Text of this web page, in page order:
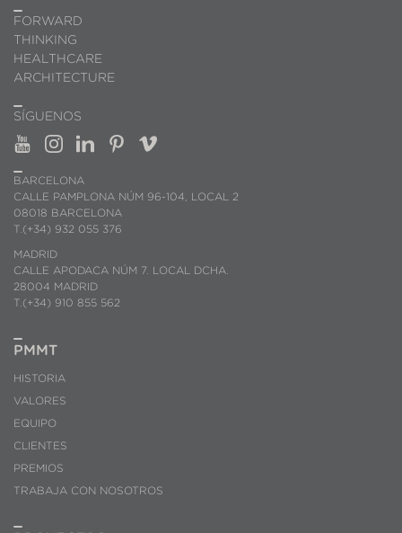
FORWARD
THINKING
HEALTHCARE
ARCHITECTURE
SÍGUENOS
BARCELONA
CALLE PAMPLONA NÚM 96-104, LOCAL 2
08018 BARCELONA
T.(+34) 932 055 376
MADRID
CALLE APODACA NÚM 7. LOCAL DCHA.
28004 MADRID
T.(+34) 910 855 562
PMMT
HISTORIA
VALORES
EQUIPO
CLIENTES
PREMIOS
TRABAJA CON NOSOTROS